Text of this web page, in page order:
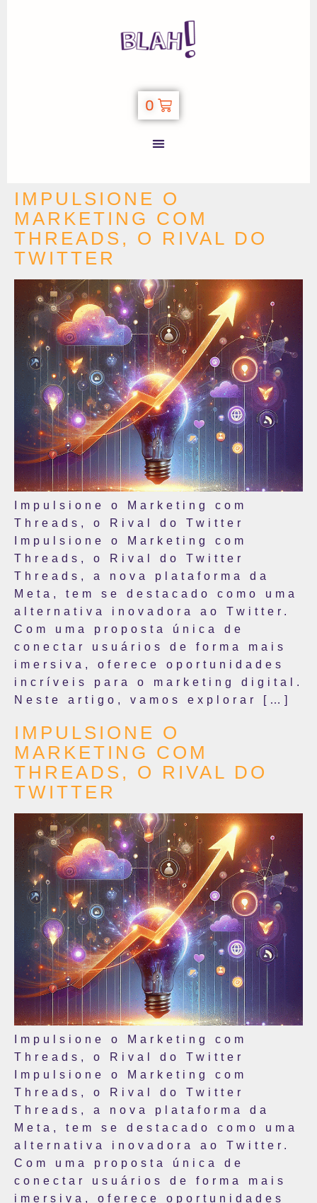
0
IMPULSIONE O
MARKETING COM
THREADS, O RIVAL DO
TWITTER
Impulsione o Marketing com
Threads, o Rival do Twitter
Impulsione o Marketing com
Threads, o Rival do Twitter
Threads, a nova plataforma da
Meta, tem se destacado como uma
alternativa inovadora ao Twitter.
Com uma proposta única de
conectar usuários de forma mais
imersiva, oferece oportunidades
incríveis para o marketing digital.
Neste artigo, vamos explorar […]
IMPULSIONE O
MARKETING COM
THREADS, O RIVAL DO
TWITTER
Impulsione o Marketing com
Threads, o Rival do Twitter
Impulsione o Marketing com
Threads, o Rival do Twitter
Threads, a nova plataforma da
Meta, tem se destacado como uma
alternativa inovadora ao Twitter.
Com uma proposta única de
conectar usuários de forma mais
imersiva, oferece oportunidades